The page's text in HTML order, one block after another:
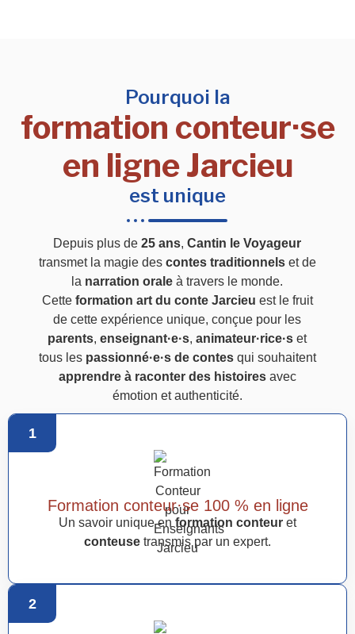
Pourquoi la
formation conteur·se
en ligne Jarcieu
est unique
Depuis plus de25 ans,Cantin le Voyageur
transmet la magie des contes traditionnelset de
la narration orale à travers le monde.
Cette formation art du conte Jarcieu est le fruit
de cette expérience unique, conçue pour les
parents,enseignant·e·s,animateur·rice·s et
tous les passionné·e·s de contesqui souhaitent
apprendre à raconter des histoiresavec
émotion et authenticité.
1
Formation conteur·se 100 % en ligne
Un savoir unique en formation conteur et
conteuse transmis par un expert.
2